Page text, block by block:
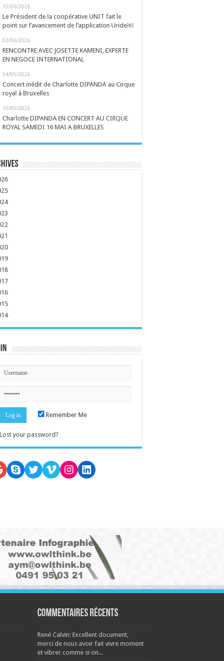
15/06/2026
Le Président de la coopérative UNIT fait le
point sur l’avancement de l’application Uride￼
02/06/2026
RENCONTRE AVEC JOSETTE KAMENI, EXPERTE
EN NEGOCE INTERNATIONAL
24/05/2026
Concert inédit de Charlotte DIPANDA au Cirque
royal à Bruxelles
15/05/2026
Charlotte DIPANDA EN CONCERT AU CIRQUE
ROYAL SAMEDI 16 MAI A BRUXELLES
Remember Me
Lost your password?
SkypeTwitter
VimeoInstagram
LinkedIn
Commentaires récents
René Calvin: Excellent document,
merci de nous avoir fait vivre moment
et vibrer comme si on...